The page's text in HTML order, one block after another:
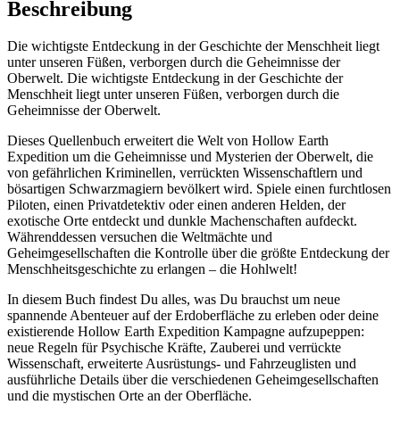
Beschreibung
Die wichtigste Entdeckung in der Geschichte der Menschheit liegt
unter unseren Füßen, verborgen durch die Geheimnisse der
Oberwelt. Die wichtigste Entdeckung in der Geschichte der
Menschheit liegt unter unseren Füßen, verborgen durch die
Geheimnisse der Oberwelt.
Dieses Quellenbuch erweitert die Welt von Hollow Earth
Expedition um die Geheimnisse und Mysterien der Oberwelt, die
von gefährlichen Kriminellen, verrückten Wissenschaftlern und
bösartigen Schwarzmagiern bevölkert wird. Spiele einen furchtlosen
Piloten, einen Privatdetektiv oder einen anderen Helden, der
exotische Orte entdeckt und dunkle Machenschaften aufdeckt.
Währenddessen versuchen die Weltmächte und
Geheimgesellschaften die Kontrolle über die größte Entdeckung der
Menschheitsgeschichte zu erlangen – die Hohlwelt!
In diesem Buch findest Du alles, was Du brauchst um neue
spannende Abenteuer auf der Erdoberfläche zu erleben oder deine
existierende Hollow Earth Expedition Kampagne aufzupeppen:
neue Regeln für Psychische Kräfte, Zauberei und verrückte
Wissenschaft, erweiterte Ausrüstungs- und Fahrzeuglisten und
ausführliche Details über die verschiedenen Geheimgesellschaften
und die mystischen Orte an der Oberfläche.